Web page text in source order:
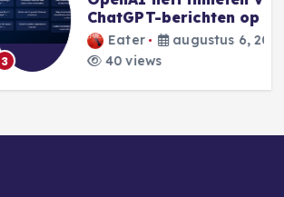
ChatGPT-berichten op
Eater
augustus 6, 2026
40 views